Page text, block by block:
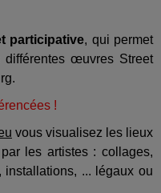
participative, qui permet
œuvres Street
!
vous visualisez les lieux
les artistes : collages,
installations, ... légaux ou